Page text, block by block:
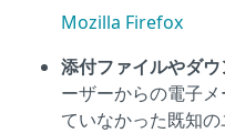
Mozilla Firefox
添付ファイルやダ
ーザーからの電子
ていなかった既知